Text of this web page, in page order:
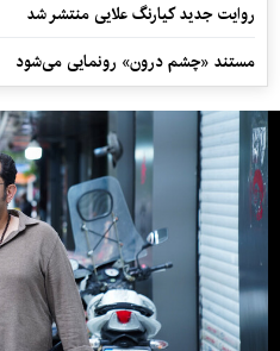
روایت جدید کیارنگ علایی منتشر شد
مستند «چشم درون» رونمایی می‌شود